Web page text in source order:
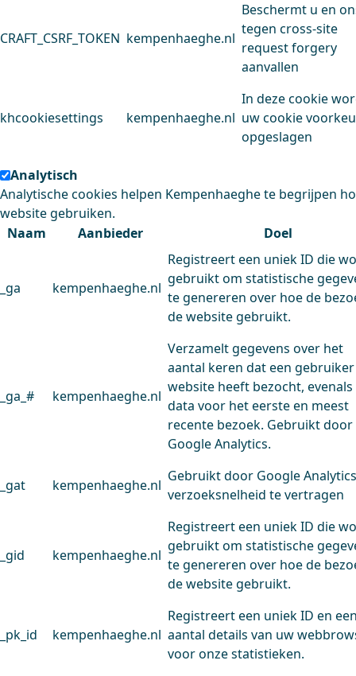
CRAFT_CSRF_TOKEN kempenhaeghe.nl
Beschermt u en
tegen cross-site
request forgery
aanvallen
khcookiesettings kempenhaeghe.nl
In deze cookie
uw cookie
opgeslagen
Analytisch
Analytische cookies helpen Kempenhaeghe te begrijpen
website gebruiken.
Naam
Aanbieder Doel
_ga kempenhaeghe.nl
Registreert een uniek ID die
gebruikt om statistische
te genereren over hoe de
de website gebruikt.
_ga_# kempenhaeghe.nl
Verzamelt gegevens over het
aantal keren dat een
website heeft bezocht, evenals
data voor het eerste en meest
recente bezoek. Gebruikt door
Google Analytics.
_gat kempenhaeghe.nl
Gebruikt door Google
verzoeksnelheid te vertragen
_gid kempenhaeghe.nl
Registreert een uniek ID die
gebruikt om statistische
te genereren over hoe de
de website gebruikt.
_pk_id kempenhaeghe.nl
Registreert een uniek ID en
aantal details van uw
voor onze statistieken.